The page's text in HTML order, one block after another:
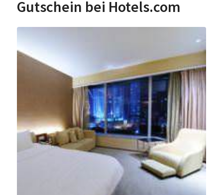
Gutschein bei Hotels.com